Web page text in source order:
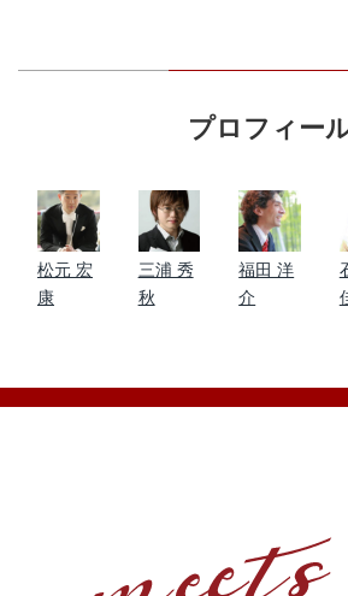
プロフィー
松元 宏
康
三浦 秀
秋
福田 洋
介